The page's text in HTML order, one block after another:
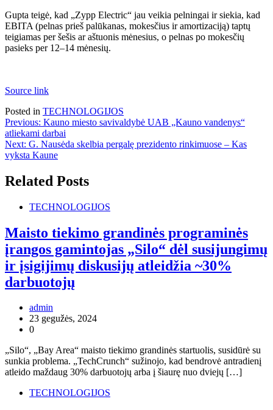
Gupta teigė, kad „Zypp Electric“ jau veikia pelningai ir siekia, kad
EBITA (pelnas prieš palūkanas, mokesčius ir amortizaciją) taptų
teigiamas per šešis ar aštuonis mėnesius, o pelnas po mokesčių
pasieks per 12–14 mėnesių.
Source link
Posted in TECHNOLOGIJOS
Navigacija
tarp
įrašų
Previous: Kauno miesto savivaldybė UAB „Kauno vandenys“
atliekami darbai
Next: G. Nausėda skelbia pergalę prezidento rinkimuose – Kas
vyksta Kaune
Related Posts
TECHNOLOGIJOS
Maisto tiekimo grandinės programinės
įrangos gamintojas „Silo“ dėl susijungimų
ir įsigijimų diskusijų atleidžia ~30%
darbuotojų
admin
23 gegužės, 2024
0
„Silo“, „Bay Area“ maisto tiekimo grandinės startuolis, susidūrė su
sunkia problema. „TechCrunch“ sužinojo, kad bendrovė antradienį
atleido maždaug 30% darbuotojų arba į šiaurę nuo dviejų […]
TECHNOLOGIJOS